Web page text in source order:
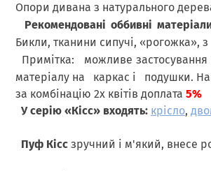
Опори дивана з натурального
Рекомендовані оббивні
Бикли, тканини сипучі,
Примітка:
можливе
матеріалу на каркас і подушки.
за комбінацію 2х квітів доплата 5%
У серію «Кісс» входять: крісло,
Пуф Кісс зручний і м'який, внесе